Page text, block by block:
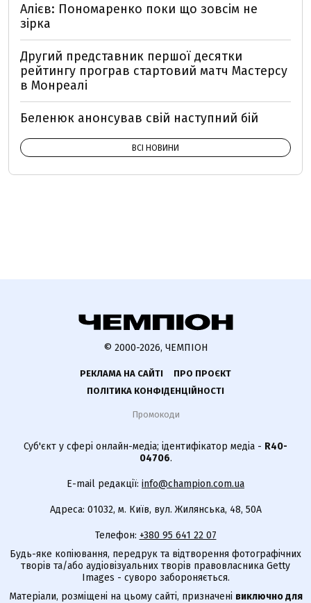
Алієв: Пономаренко поки що зовсім не
зірка
Другий представник першої десятки
рейтингу програв стартовий матч Мастерсу
в Монреалі
Беленюк анонсував свій наступний бій
ВСІ НОВИНИ
© 2000-2026, ЧЕМПІОН
РЕКЛАМА НА САЙТІ
ПРО ПРОЄКТ
ПОЛІТИКА КОНФІДЕНЦІЙНОСТІ
Промокоди
Суб'єкт у сфері онлайн-медіа; ідентифікатор медіа - R40-
04706.
E-mail редакції: info@champion.com.ua
Адреса: 01032, м. Київ, вул. Жилянська, 48, 50А
Телефон: +380 95 641 22 07
Будь-яке копіювання, передрук та відтворення фотографічних
творів та/або аудіовізуальних творів правовласника Getty
Images - суворо забороняється.
Матеріали, розміщені на цьому сайті, призначені виключно для